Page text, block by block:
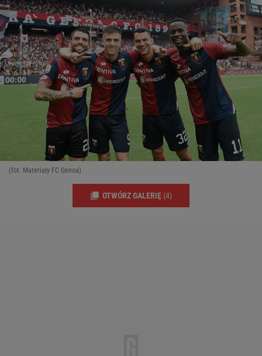
(fot. Materiały FC Genoa)
OTWÓRZ GALERIĘ (4)